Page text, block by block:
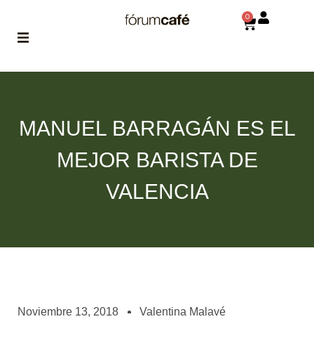
asociados
0
MANUEL BARRAGÁN ES EL
MEJOR BARISTA DE
VALENCIA
Noviembre 13, 2018 Valentina Malavé